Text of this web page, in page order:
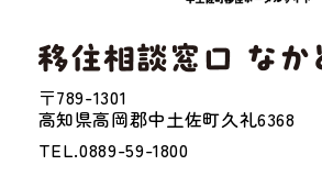
〒789-1301
高知県高岡郡中土佐町久礼6368
TEL.0889-59-1800